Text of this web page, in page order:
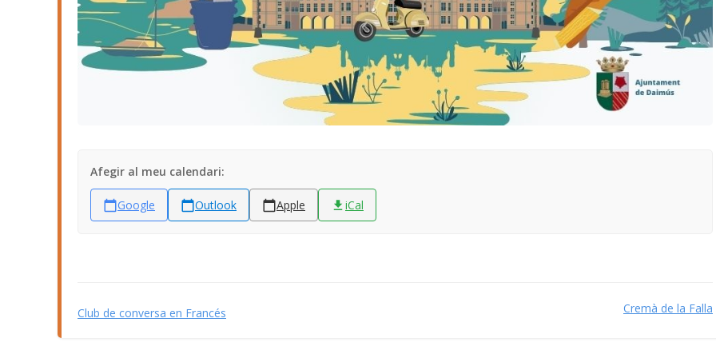
Afegir al meu calendari:
Google Outlook Apple iCal
Club de conversa en Francés Cremà de la Falla